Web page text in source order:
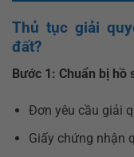
Thủ tục giải
đất?
Bước 1: Chuẩn bị hồ
Đơn yêu cầu giải
Giấy chứng nhận